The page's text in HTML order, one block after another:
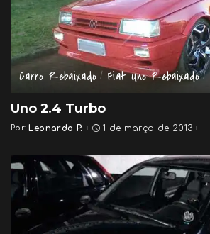
Carro Rebaixado Fiat Uno Rebaixado
Uno 2.4 Turbo
Posted
Por: Leonardo P. 1 de março de 2013